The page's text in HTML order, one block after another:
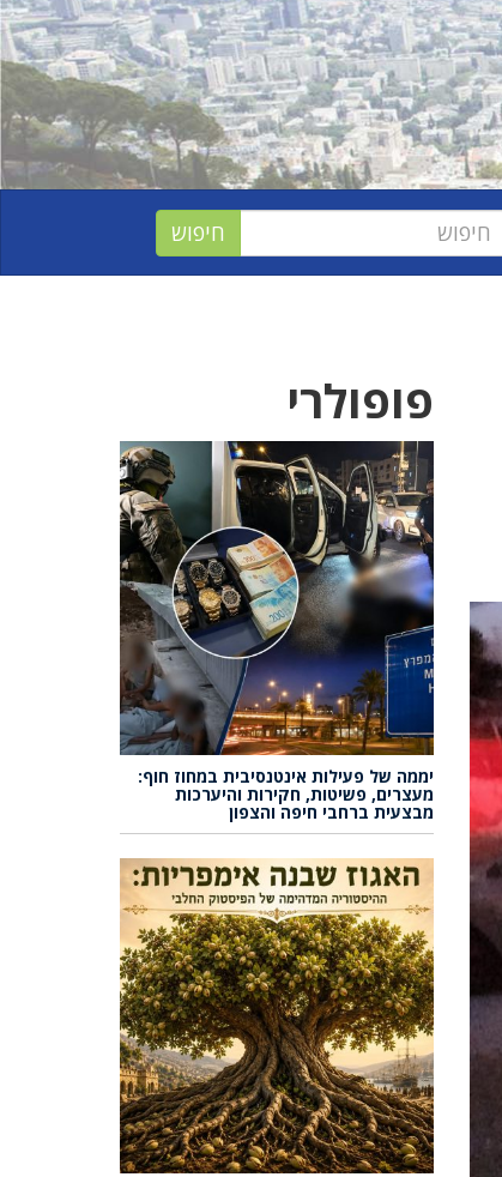
פופולרי
יממה של פעילות אינטנסיבית במחוז חוף:
מעצרים, פשיטות, חקירות והיערכות
מבצעית ברחבי חיפה והצפון